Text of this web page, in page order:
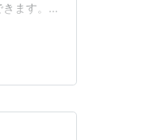
ます。